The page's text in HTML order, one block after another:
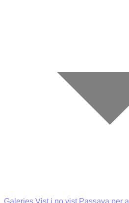
Galeries Vist i no vist Passava per